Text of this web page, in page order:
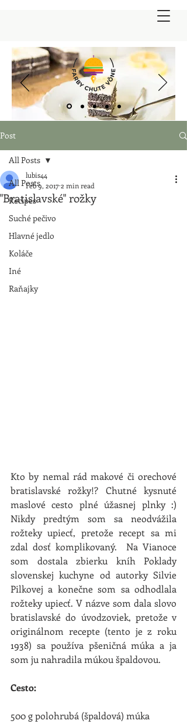
Post
All Posts
Recipes
Suché pečivo
Hlavné jedlo
Koláče
Iné
Raňajky
All Posts
"Bratislavské" rožky
lubis44
Feb 9, 20172 min read
Kto by nemal rád makové či orechové
bratislavské rožky!? Chutné kysnuté
maslové cesto plné úžasnej plnky :)
Nikdy predtým som sa neodvážila
rožteky upiecť, pretože recept sa mi
zdal dosť komplikovaný.  Na Vianoce
som dostala zbierku kníh Poklady
slovenskej kuchyne od autorky Silvie
Pilkovej a konečne som sa odhodlala
rožteky upiecť. V názve som dala slovo
bratislavské do úvodzoviek, pretože v
originálnom recepte (tento je z roku
1938) sa používa pšeničná múka a ja
som ju nahradila múkou špaldovou.
Cesto:
500 g polohrubá (špaldová) múka